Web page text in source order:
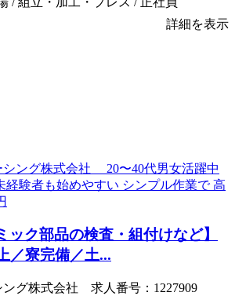
詳細を表示
ック部品の検査・組付けなど】
／寮完備／土...
ング株式会社 求人番号：1227909